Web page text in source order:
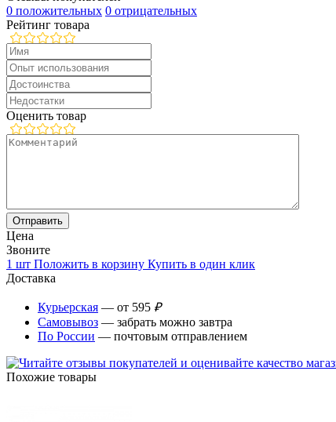
0 положительных 0 отрицательных
Рейтинг товара
Оценить товар
Цена
Звоните
1 шт Положить в корзину Купить в один клик
Доставка
Курьерская — от 595 ₽
Самовывоз — забрать можно завтра
По России — почтовым отправлением
Похожие товары